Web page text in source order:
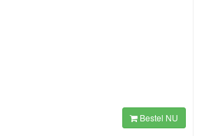
Bestel NU